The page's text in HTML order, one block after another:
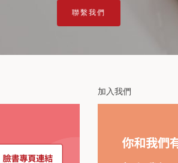
聯繫我們
加入我們